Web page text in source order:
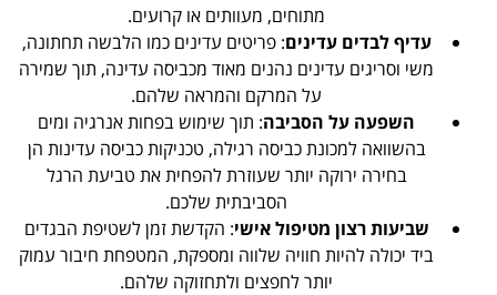
מתוחים, מעוותים או קרועים.
עדיף לבדים עדינים: פריטים עדינים כמו הלבשה תחתונה,
משי וסריגים עדינים נהנים מאוד מכביסה עדינה, תוך שמירה
על המרקם והמראה שלהם.
השפעה על הסביבה: תוך שימוש בפחות אנרגיה ומים
בהשוואה למכונת כביסה רגילה, טכניקות כביסה עדינות הן
בחירה ירוקה יותר שעוזרת להפחית את טביעת הרגל
הסביבתית שלכם.
שביעות רצון מטיפול אישי: הקדשת זמן לשטיפת הבגדים
ביד יכולה להיות חוויה שלווה ומספקת, המטפחת חיבור עמוק
יותר לחפצים ולתחזוקה שלהם.